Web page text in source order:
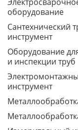
оборудование
Сантехнический
инструмент
Оборудование
и инспекции труб
инструмент